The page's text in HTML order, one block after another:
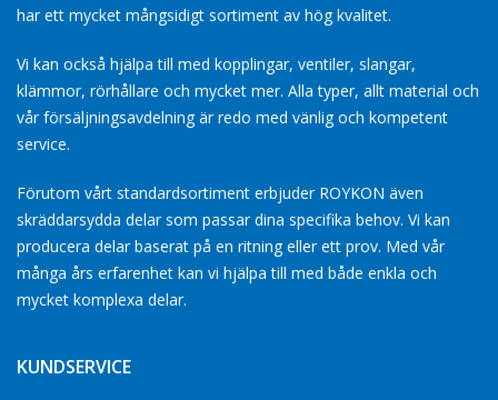
har ett mycket mångsidigt sortiment av hög kvalitet.
Vi kan också hjälpa till med kopplingar, ventiler, slangar,
klämmor, rörhållare och mycket mer. Alla typer, allt material och
vår försäljningsavdelning är redo med vänlig och kompetent
service.
Förutom vårt standardsortiment erbjuder ROYKON även
skräddarsydda delar som passar dina specifika behov. Vi kan
producera delar baserat på en ritning eller ett prov. Med vår
många års erfarenhet kan vi hjälpa till med både enkla och
mycket komplexa delar.
KUNDSERVICE